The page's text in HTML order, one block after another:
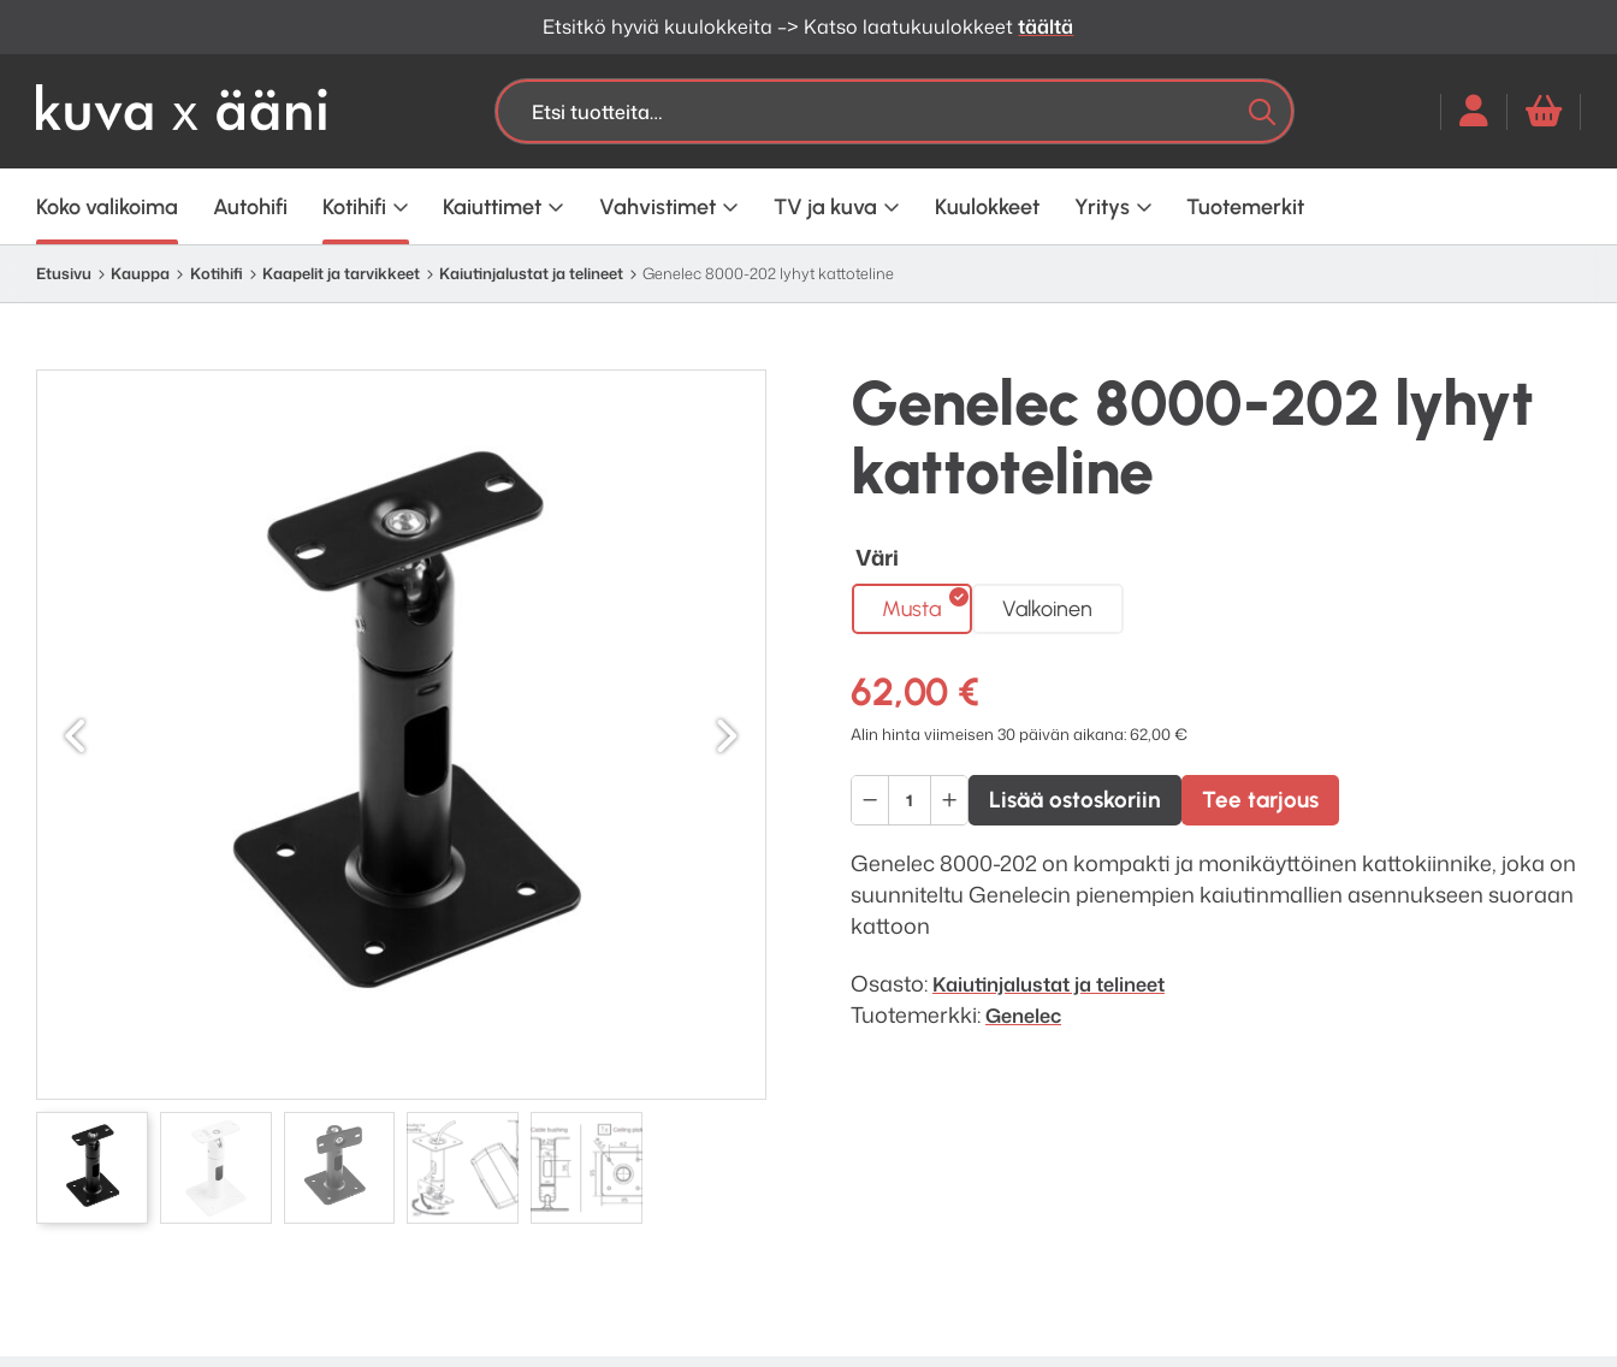
Etsitkö hyviä kuulokkeita –> Katso laatukuulokkeettäältä
Etsi: HakuKun tuloksia tulee, voit selata
Koko valikoima Autohifi Kotihifi Kaiuttimet Vahvistimet TV ja kuva Kuulokkeet Yritys Tuotemerkit
Etusivu Kauppa Kotihifi Kaapelit ja tarvikkeet Kaiutinjalustat ja telineet Genelec 8000-202 lyhyt kattoteline
Genelec 8000-202 lyhyt
kattoteline
Väri
Musta Valkoinen
62,00 €
Alin hinta viimeisen 30 päivän aikana:62,00€
Genelec
8000-
202
lyhyt
kattoteline
Lisää ostoskoriin Tee tarjous
Genelec 8000-202 on kompakti ja monikäyttöinen kattokiinnike, joka on
suunniteltu Genelecin pienempien kaiutinmallien asennukseen suoraan
kattoon
Osasto: Kaiutinjalustat ja telineet
Tuotemerkki:Genelec